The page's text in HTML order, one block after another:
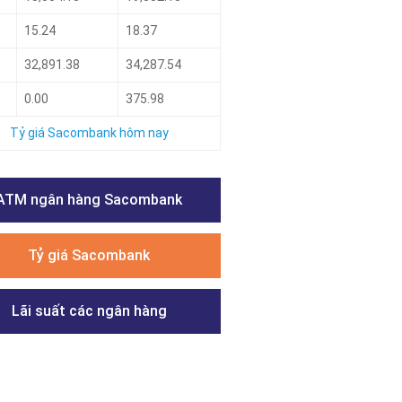
15.24 18.37
32,891.38 34,287.54
0.00 375.98
Tỷ giá Sacombank hôm nay
ngân hàng Sacombank
Tỷ giá Sacombank
Lãi suất các ngân hàng